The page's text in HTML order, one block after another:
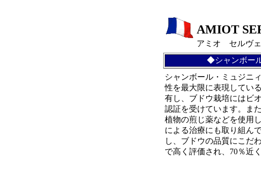
AMIOT
アミオ セルヴ
◆シャンボー
シャンボール・ミュジニ
性を最大限に表現してい
有し、ブドウ栽培にはビ
認証を受けています。ま
植物の煎じ薬などを使用
による治療にも取り組ん
し、ブドウの品質にこだ
で高く評価され、70％近